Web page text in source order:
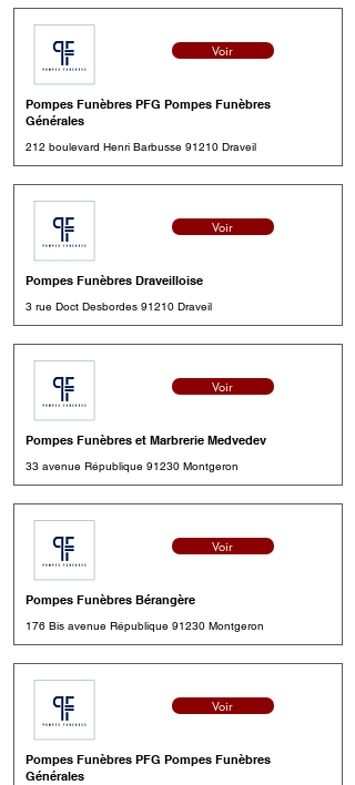
Voir
Pompes Funèbres PFG Pompes Funèbres
Générales
212 boulevard Henri Barbusse 91210 Draveil
Voir
Pompes Funèbres Draveilloise
3 rue Doct Desbordes 91210 Draveil
Voir
Pompes Funèbres et Marbrerie Medvedev
33 avenue République 91230 Montgeron
Voir
Pompes Funèbres Bérangère
176 Bis avenue République 91230 Montgeron
Voir
Pompes Funèbres PFG Pompes Funèbres
Générales